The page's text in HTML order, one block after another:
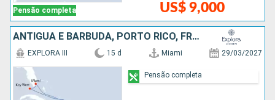
Pensão completa US$ 9,000
ANTIGUA E BARBUDA, PORTO RICO, FRANCIA, ESTADOS UNIDOS
EXPLORA III 15 d Miami 29/03/2027
Pensão completa